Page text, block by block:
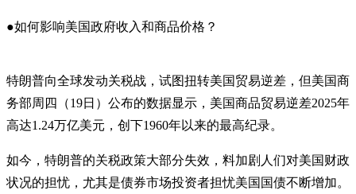
●如何影响美国政府收入和商品价格？
特朗普向全球发动关税战，试图扭转美国贸易逆差，但美国商
务部周四（19日）公布的数据显示，美国商品贸易逆差2025年
高达1.24万亿美元，创下1960年以来的最高纪录。
如今，特朗普的关税政策大部分失效，料加剧人们对美国财政
状况的担忧，尤其是债券市场投资者担忧美国国债不断增加。